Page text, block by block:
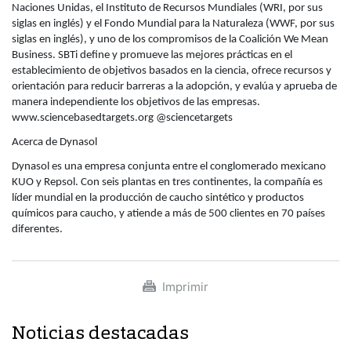
Naciones Unidas, el Instituto de Recursos Mundiales (WRI, por sus
siglas en inglés) y el Fondo Mundial para la Naturaleza (WWF, por sus
siglas en inglés), y uno de los compromisos de la Coalición We Mean
Business. SBTi define y promueve las mejores prácticas en el
establecimiento de objetivos basados en la ciencia, ofrece recursos y
orientación para reducir barreras a la adopción, y evalúa y aprueba de
manera independiente los objetivos de las empresas.
www.sciencebasedtargets.org @sciencetargets
Acerca de Dynasol
Dynasol es una empresa conjunta entre el conglomerado mexicano
KUO y Repsol. Con seis plantas en tres continentes, la compañía es
líder mundial en la producción de caucho sintético y productos
químicos para caucho, y atiende a más de 500 clientes en 70 países
diferentes.
Imprimir
Noticias destacadas